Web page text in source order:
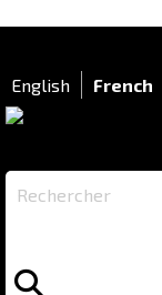
English
French
Rechercher